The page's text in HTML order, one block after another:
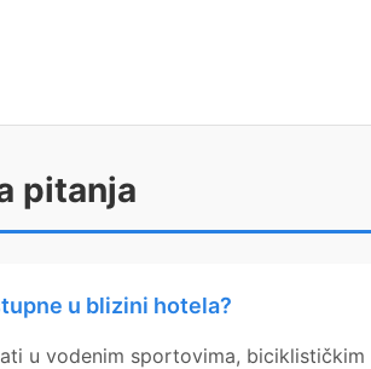
pitanja
u blizini hotela?
u vodenim sportovima, biciklističkim